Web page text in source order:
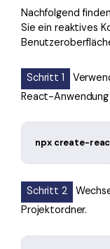
Nachfolgend
Sie ein reaktives
Schritt 1
React-
npx create-
Schritt 2
Projektordner.